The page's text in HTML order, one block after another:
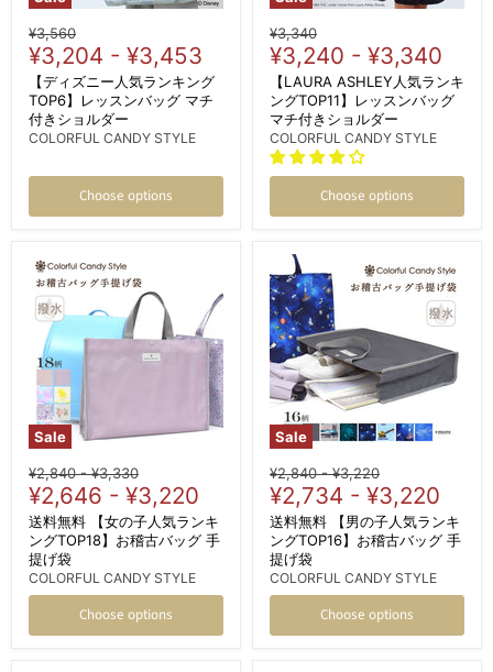
Original
price
¥3,560
¥3,204 - ¥3,453
【ディズニー人気ランキング
TOP6】レッスンバッグ マチ
付きショルダー
COLORFUL CANDY STYLE
Choose options
Original
price
¥3,340
¥3,240 - ¥3,340
【LAURA ASHLEY人気ランキ
ングTOP11】レッスンバッグ
マチ付きショルダー
COLORFUL CANDY STYLE
Choose options
Sale
Original
price
¥2,840 -Original
price
¥3,330
¥2,646 - ¥3,220
送料無料 【女の子人気ランキ
ングTOP18】お稽古バッグ 手
提げ袋
COLORFUL CANDY STYLE
Choose options
Sale
Original
price
¥2,840 -Original
price
¥3,220
¥2,734 - ¥3,220
送料無料 【男の子人気ランキ
ングTOP16】お稽古バッグ 手
提げ袋
COLORFUL CANDY STYLE
Choose options